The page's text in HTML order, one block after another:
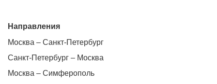
Направления
Москва – Санкт-Петербург
Санкт-Петербург – Москва
Москва – Симферополь